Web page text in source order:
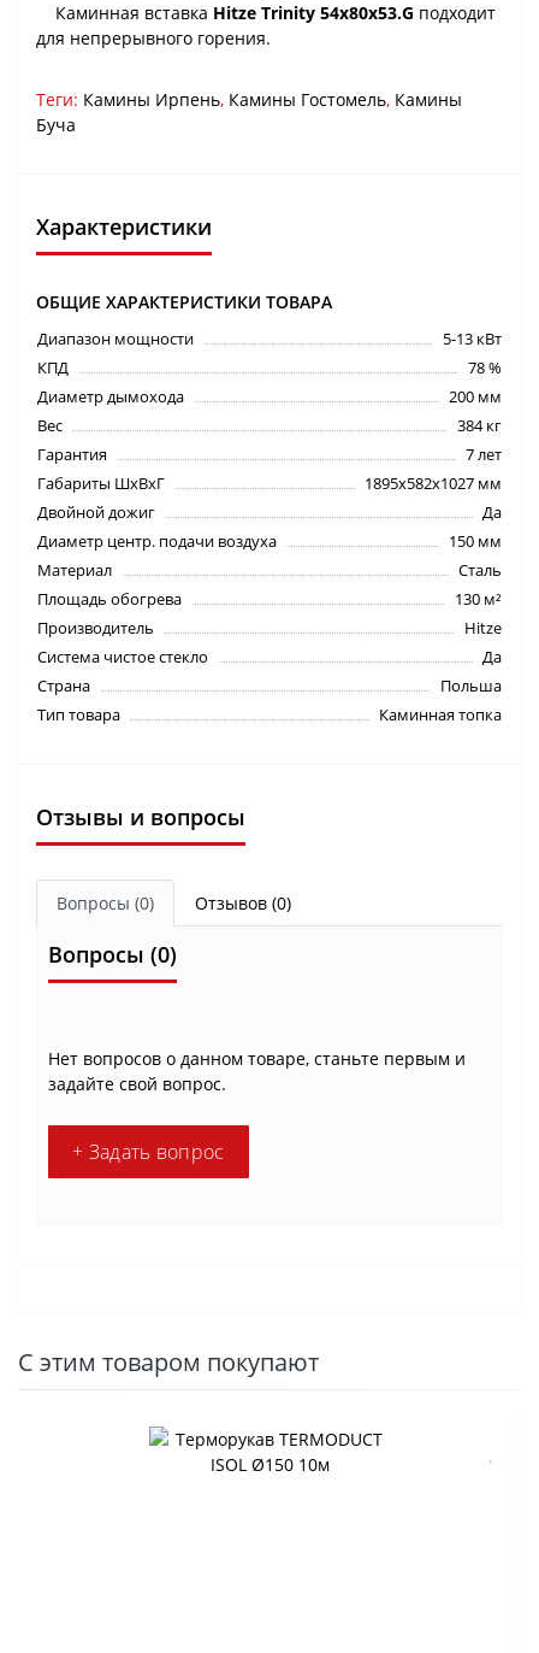
Каминная вставка Hitze Trinity 54x80x53.G подходит
для непрерывного горения.
Теги: Камины Ирпень, Камины Гостомель, Камины
Буча
Характеристики
ОБЩИЕ ХАРАКТЕРИСТИКИ ТОВАРА
Диапазон мощности
5-13 кВт
КПД
78 %
Диаметр дымохода
200 мм
Вес
384 кг
Гарантия
7 лет
Габариты ШхВхГ
1895x582x1027 мм
Двойной дожиг
Да
Диаметр центр. подачи воздуха
150 мм
Материал
Сталь
Площадь обогрева
130 м²
Производитель
Hitze
Система чистое стекло
Да
Страна
Польша
Тип товара
Каминная топка
Отзывы и вопросы
Вопросы (0) Отзывов (0)
Вопросы (0)
Нет вопросов о данном товаре, станьте первым и
задайте свой вопрос.
+ Задать вопрос
С этим товаром покупают